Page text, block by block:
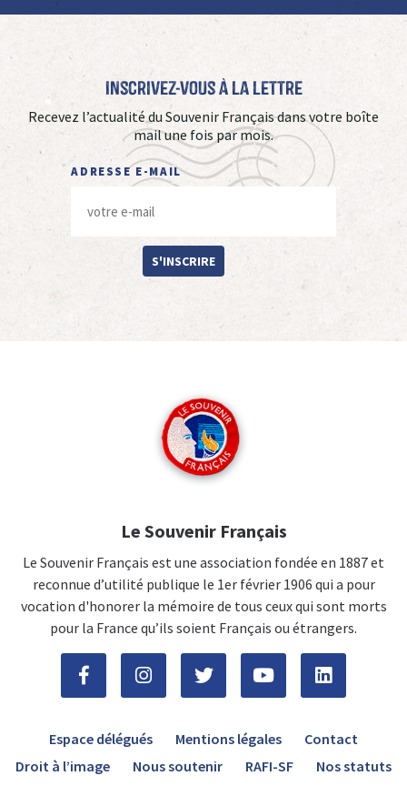
Inscrivez-vous à La Lettre
Recevez l’actualité du Souvenir Français dans votre boîte
mail une fois par mois.
ADRESSE E-MAIL
S'INSCRIRE
Le Souvenir Français
Le Souvenir Français est une association fondée en 1887 et
reconnue d’utilité publique le 1er février 1906 qui a pour
vocation d'honorer la mémoire de tous ceux qui sont morts
pour la France qu’ils soient Français ou étrangers.
Espace délégués Mentions légales
Contact
Droit à l’image
Nous soutenir RAFI-SF Nos statuts